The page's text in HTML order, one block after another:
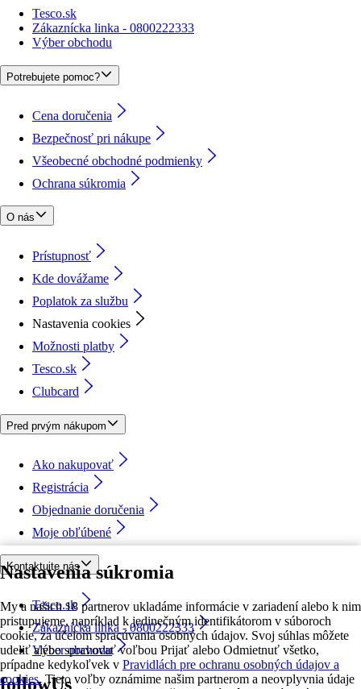
Nastavenia súkromia
My a našich 18 partnerov ukladáme informácie v zariadení alebo k nim
pristupujeme, napríklad k jedinečným identifikátorom v súboroch
cookie, za účelom spracúvania osobných údajov. Svoj súhlas môžete
udeliť alebo spravovať voľbou Prijať alebo Odmietnuť všetko,
prípadne kedykoľvek v Pravidlách pre ochranu osobných údajov a
cookies. Tieto voľby oznámime našim partnerom a neovplyvnia údaje
Tesco.sk
Zákaznícka linka - 0800222333
Výber obchodu
Potrebujete pomoc?
Cena doručenia
Bezpečnosť pri nákupe
Všeobecné obchodné podmienky
Ochrana súkromia
O nás
Prístupnosť
Kde dovážame
Poplatok za službu
Nastavenia cookies
Možnosti platby
Tesco.sk
Clubcard
Pred prvým nákupom
Ako nakupovať
Registrácia
Objednanie doručenia
Moje obľúbené
Kontaktujte nás
Tesco.sk
Zákaznícka linka - 0800222333
Výber obchodu
followUs